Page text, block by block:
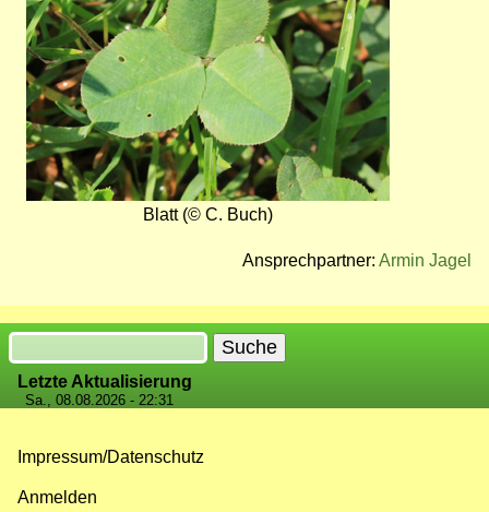
Blatt (© C. Buch)
Ansprechpartner: Armin Jagel
Suche
Letzte Aktualisierung
Sa., 08.08.2026 - 22:31
Impressum/Datenschutz
Anmelden